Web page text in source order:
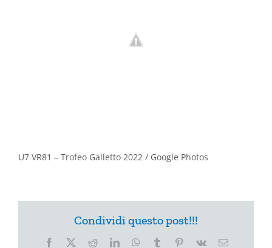
U7 VR81 – Trofeo Galletto 2022 / Google Photos
Condividi questo post!!!
Facebook
X RedditLinkedInWhatsApp
Tumblr Pinterest
Vk Email